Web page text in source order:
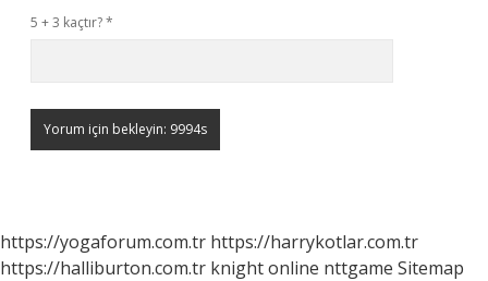
5 + 3 kaçtır?*
https://yogaforum.com.tr https://harrykotlar.com.tr
https://halliburton.com.tr knight online nttgame Sitemap